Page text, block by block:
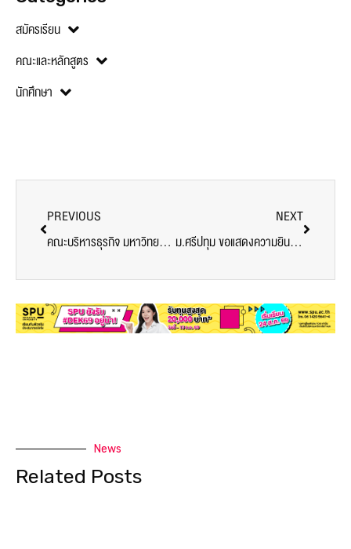
สมัครเรียน
คณะและหลักสูตร
นักศึกษา
PREVIOUS
คณะบริหารธุรกิจ มหาวิทยาลัยศรีปทุม ก้าวล้ำ! ปั้นนักบริหารยุคดิจิทัลสู่ Influencer มืออาชีพ
NEXT
ม.ศรีปทุม ขอแสดงความยินดีแด่ ดร.ณัฐธยาน์ ตรีผลา กับรางวัล “บุคลากรดีเด่นด้านศิลปวัฒนธรรม” ประจำปี 2568
News
Related Posts